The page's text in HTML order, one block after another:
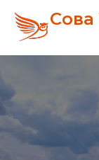
Сова